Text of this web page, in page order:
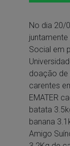
No dia 20/
Social em
doação de
carentes
EMATER
batata
banana
Amigo